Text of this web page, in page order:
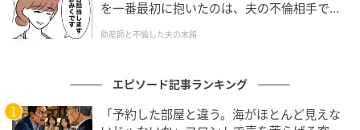
裏切り続ける二人と同じ場所に立っていたことのほう
手元に残ったのは静かな部屋と、誰にも気を遣わなく
ていい夜でした。
を一番最初に抱いたのは、夫の不倫相手でし
助産師と不倫した夫の末路
エピソード記事ランキング
「予約した部屋と違う。海がほとんど見えな